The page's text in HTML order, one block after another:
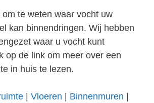
te weten waar vocht uw
kan binnendringen. Wij hebben
waar u vocht kunt
op de link om meer over een
in huis te lezen.
Vloeren Binnenmuren